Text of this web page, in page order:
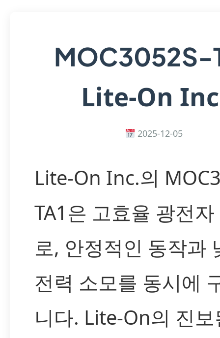
MOC3052S-
Lite-On
2025-12-05
Lite-On Inc.의
TA1은 고효율 광전
로, 안정적인 동작과
전력 소모를 동시에
니다. Lite-On의 진